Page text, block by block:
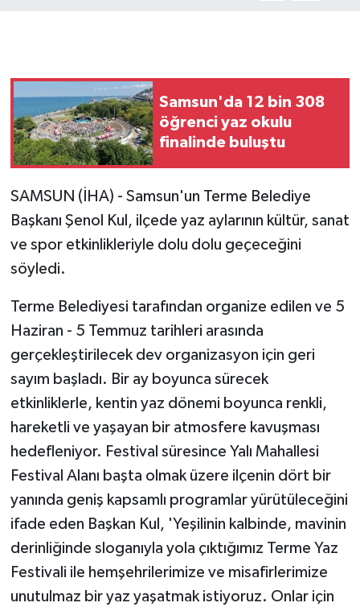
Samsun'da 12 bin 308
öğrenci yaz okulu
finalinde buluştu
SAMSUN (İHA) - Samsun'un Terme Belediye
Başkanı Şenol Kul, ilçede yaz aylarının kültür, sanat
ve spor etkinlikleriyle dolu dolu geçeceğini
söyledi.
Terme Belediyesi tarafından organize edilen ve 5
Haziran - 5 Temmuz tarihleri arasında
gerçekleştirilecek dev organizasyon için geri
sayım başladı. Bir ay boyunca sürecek
etkinliklerle, kentin yaz dönemi boyunca renkli,
hareketli ve yaşayan bir atmosfere kavuşması
hedefleniyor. Festival süresince Yalı Mahallesi
Festival Alanı başta olmak üzere ilçenin dört bir
yanında geniş kapsamlı programlar yürütüleceğini
ifade eden Başkan Kul, 'Yeşilinin kalbinde, mavinin
derinliğinde sloganıyla yola çıktığımız Terme Yaz
Festivali ile hemşehrilerimize ve misafirlerimize
unutulmaz bir yaz yaşatmak istiyoruz. Onlar için